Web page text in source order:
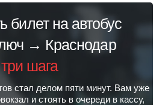
билет на автобус
→ Краснодар
шага
стал делом пяти минут. Вам уже
и стоять в очереди в кассу,